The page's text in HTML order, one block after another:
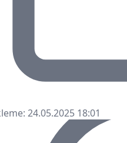
24.05.2025 18:01